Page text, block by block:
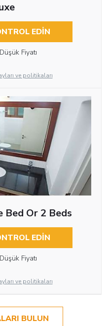
EDIN
Fiyatı
ve politikaları
Bed Or 2 Beds
EDIN
Fiyatı
ve politikaları
BULUN